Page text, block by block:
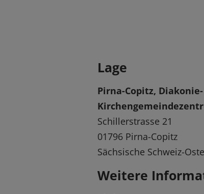
Lage
Pirna-Copitz,
Schillerstrasse 21
01796 Pirna-Copitz
Sächsische Schweiz-
Weitere